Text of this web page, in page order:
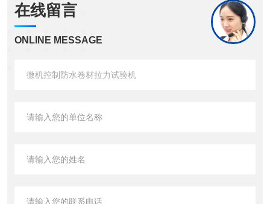
在线留言
ONLINE MESSAGE